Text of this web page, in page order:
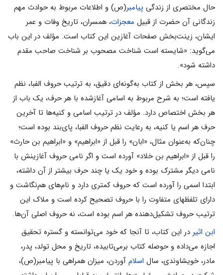
حال مختصرى از زندگى پیامبر(ص) و اطلاعات مربوط به حوادث مهم
زندگانى آن حضرت از قبیل معجزات، همسران، تاریخ وفات و عمر
ایشان، زینت‌بخش صفحات آغازین این کتاب است. مؤلف در این باب
مى‌گوید: «شایسته است شناخت مصحوب بر شناخت صاحب مقدم
داشته شود».
سپس، هر بخش از کتاب به‌گونه‌اى دقیق، به ترتیب حروف الفبا، نظم
یافته است؛ به شرح مربوط به اسامى آغازشده با هر حرف، یک باب از
هر بخش اختصاص دارد. مؤلف در ترتیب اسامى و کنیه‌ها تا آخرین
حرف هر اسم یا کنیه، به رعایت نظم حروف الفبا، پاى‌بند بوده است؛
چنان‌که به‌عنوان مثال، «ابان» را قبل از «ابراهیم» و «ابراهیم بن حارث»
را قبل از «ابراهیم بن خلاد» آورده است و اگر نامى حروف آغازینش با
نامى دیگر مشترک بوده و خود یک یا چند حرف بیشتر از آن داشته،
ابتدا اسمى را آورده است که حروف کمترى دارد و نام‌هاى هم‌نگاشت و
داراى تلفظهاى متفاوت را با حروف تصحیح کرده است و ملاک این
ترتیب حروف تشکیل‌دهنده هر اسم بوده است، نه حروف اصلى آن‌ها.
ابن اثیر در این کتاب، تا آنجا که خود مى‌توانسته و گستره تحقیق
اجازه مى‌داده و حوصله کتاب برمى‌تابیده، تاریخ و محل تولد، پدر،
مادر، خویشاوندى، سال اسلام آوردن، میزان همراهى با پیامبر(ص)،